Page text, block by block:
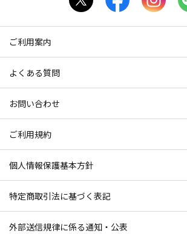
ご利用案内
よくある質問
お問い合わせ
ご利用規約
個人情報保護基本方針
特定商取引法に基づく表記
外部送信規律に係る通知・公表